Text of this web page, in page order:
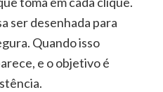
ser desenhada para
Quando isso
e o objetivo é